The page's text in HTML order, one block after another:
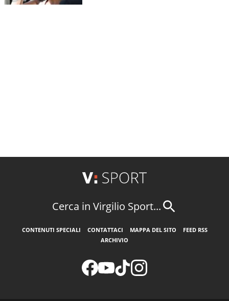
Cerca in Virgilio Sport...
CONTENUTI SPECIALI CONTATTACI MAPPA DEL SITO
FEED RSS
ARCHIVIO